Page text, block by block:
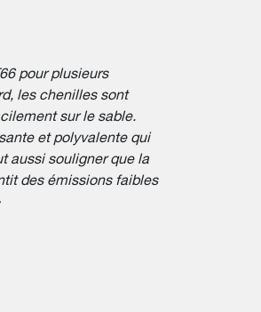
pour plusieurs
les chenilles sont
sur le sable.
et polyvalente qui
aussi souligner que la
des émissions faibles